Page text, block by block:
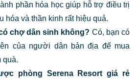
phần hóa học giúp hỗ trợ điều trị
hóa và thần kinh rất hiệu quả.
chợ dân sinh không? Có, bạn có
của người dân bản địa để mua
quà.
phòng Serena Resort giá rẻ